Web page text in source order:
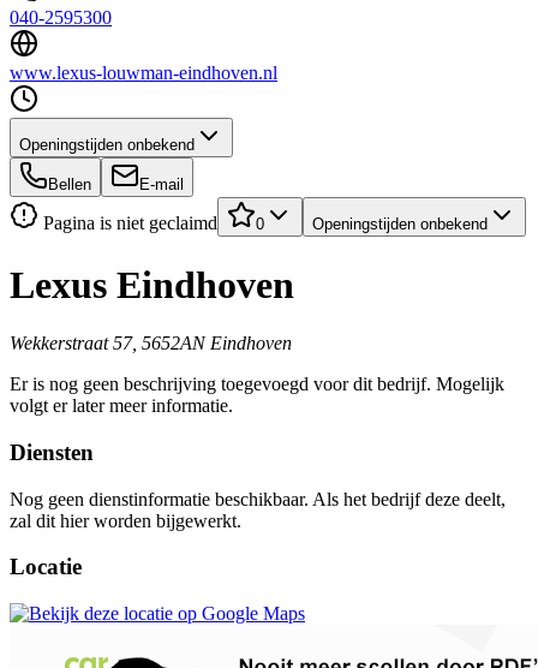
040-2595300
www.lexus-louwman-eindhoven.nl
Openingstijden onbekend
Bellen E-mail
Pagina is niet geclaimd 0 Openingstijden onbekend
Lexus Eindhoven
Wekkerstraat 57, 5652AN Eindhoven
Er is nog geen beschrijving toegevoegd voor dit bedrijf. Mogelijk
volgt er later meer informatie.
Diensten
Nog geen dienstinformatie beschikbaar. Als het bedrijf deze deelt,
zal dit hier worden bijgewerkt.
Locatie